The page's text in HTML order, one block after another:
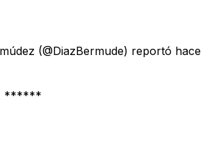
(@DiazBermude) reportó hace
******